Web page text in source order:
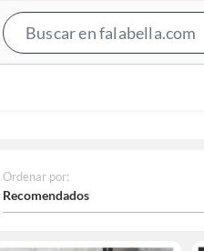
Ordenar por:
Recomendados